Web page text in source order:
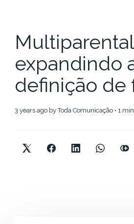
expandindo
definição de
3 years ago byToda Comunicação • 1